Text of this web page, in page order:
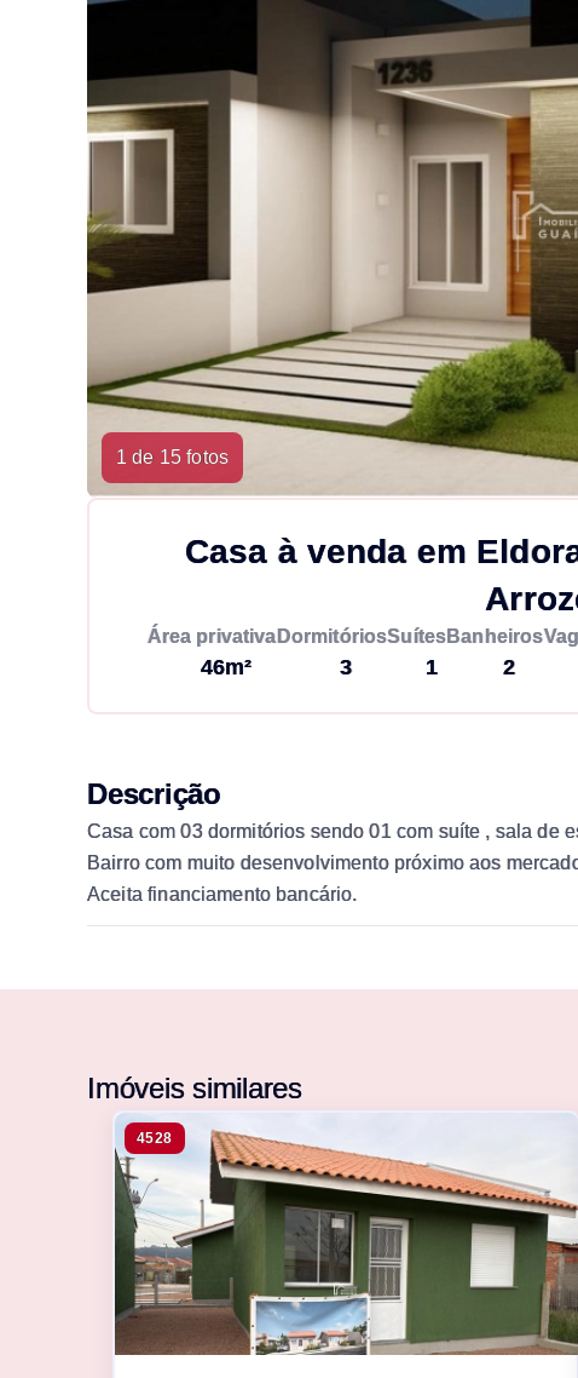
1 de 15 fotos
Casa à venda em
Área privativa
46m²
Dormitórios
3
Suítes
1
Banheiros
2
Descrição
Casa com 03 dormitórios sendo 01 com suíte , sala de
Bairro com muito desenvolvimento próximo aos
Aceita financiamento bancário.
Imóveis similares
4528